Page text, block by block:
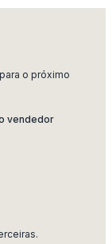
o próximo
vendedor